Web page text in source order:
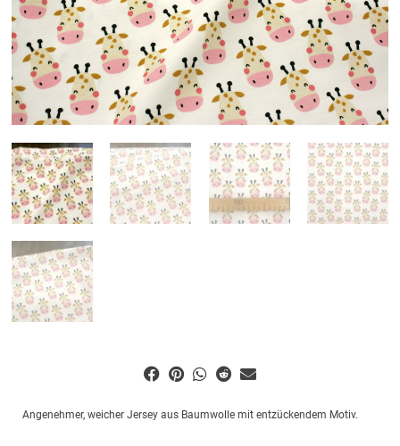
Angenehmer, weicher Jersey aus Baumwolle mit entzückendem Motiv.